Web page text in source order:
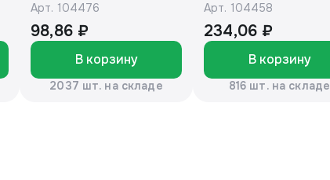
Арт. 104476
98,86 ₽
В корзину
2037 шт. на складе
маслом макадамии
150г
Арт. 104458
234,06 ₽
В корзину
816 шт. на складе